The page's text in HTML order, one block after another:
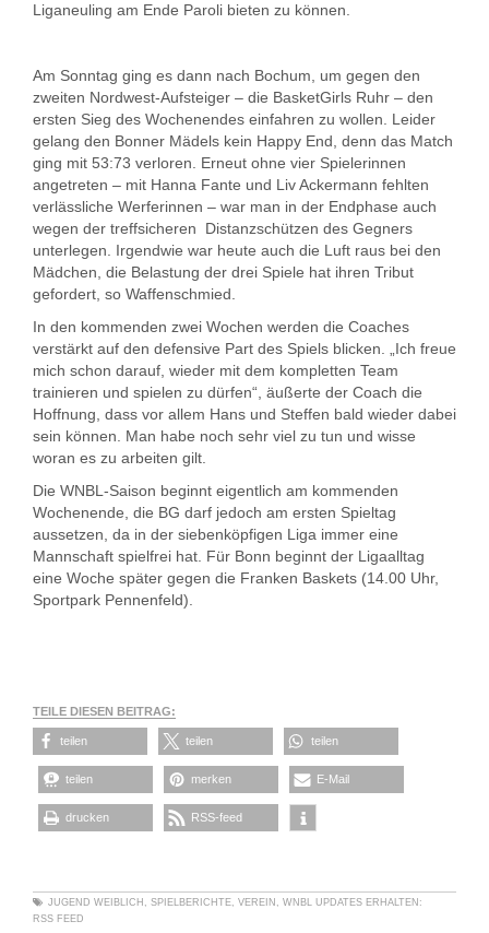
Liganeuling am Ende Paroli bieten zu können.
Am Sonntag ging es dann nach Bochum, um gegen den
zweiten Nordwest-Aufsteiger – die BasketGirls Ruhr – den
ersten Sieg des Wochenendes einfahren zu wollen. Leider
gelang den Bonner Mädels kein Happy End, denn das Match
ging mit 53:73 verloren. Erneut ohne vier Spielerinnen
angetreten – mit Hanna Fante und Liv Ackermann fehlten
verlässliche Werferinnen – war man in der Endphase auch
wegen der treffsicheren Distanzschützen des Gegners
unterlegen. Irgendwie war heute auch die Luft raus bei den
Mädchen, die Belastung der drei Spiele hat ihren Tribut
gefordert, so Waffenschmied.
In den kommenden zwei Wochen werden die Coaches
verstärkt auf den defensive Part des Spiels blicken. „Ich freue
mich schon darauf, wieder mit dem kompletten Team
trainieren und spielen zu dürfen“, äußerte der Coach die
Hoffnung, dass vor allem Hans und Steffen bald wieder dabei
sein können. Man habe noch sehr viel zu tun und wisse
woran es zu arbeiten gilt.
Die WNBL-Saison beginnt eigentlich am kommenden
Wochenende, die BG darf jedoch am ersten Spieltag
aussetzen, da in der siebenköpfigen Liga immer eine
Mannschaft spielfrei hat. Für Bonn beginnt der Ligaalltag
eine Woche später gegen die Franken Baskets (14.00 Uhr,
Sportpark Pennenfeld).
TEILE DIESEN BEITRAG:
teilen teilen teilen
teilen merken E-Mail
drucken RSS-feed
JUGEND WEIBLICH , SPIELBERICHTE, VEREIN , WNBL UPDATES ERHALTEN:
RSS FEED